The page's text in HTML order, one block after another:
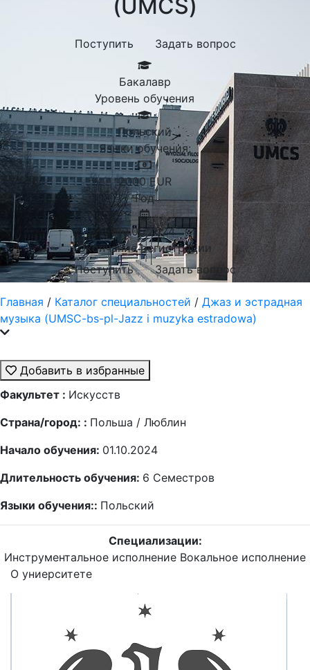
(UMCS)
Поступить Задать вопрос
Бакалавр
Уровень обучения
Польский
Языки обучения:
2000 EUR
Год
30.06.2024
Окончание регистрации
Поступить
Задать вопрос
Главная / Каталог специальностей / Джаз и эстрадная
музыка (UMSC-bs-pl-Jazz i muzyka estradowa)
Добавить в избранные
Факультет : Искусств
Страна/город: : Польша / Люблин
Начало обучения: 01.10.2024
Длительность обучения: 6 Семестров
Языки обучения:: Польский
Специализации:
Инструментальное исполнение Вокальное исполнение
О униерситете